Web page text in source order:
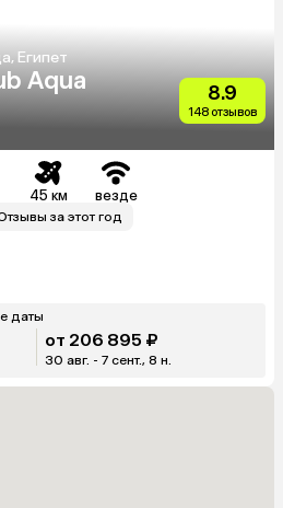
Египет
Aqua
8.9
148 отзывов
45 км везде
за этот год
даты
от 206 895 ₽
30 авг. - 7 сент., 8 н.